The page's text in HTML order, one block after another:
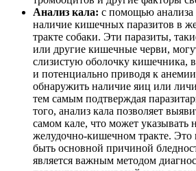
Анализ кала: с помощью
наличие кишечных паразитов в
тракте собаки. Эти паразиты,
или другие кишечные черви,
слизистую оболочку кишечника,
и потенциально приводя к
обнаружить наличие яиц или
тем самым подтверждая
того, анализ кала позволяет
самом кале, что может указывать
желудочно-кишечном тракте. Это
быть основной причиной
является важным методом